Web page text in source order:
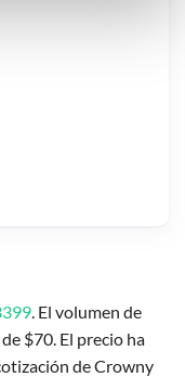
. El volumen de
$70. El precio ha
de Crowny